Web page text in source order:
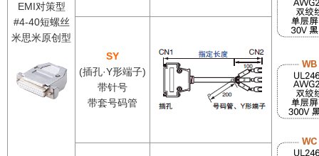
EMI对策型
#4-40短螺丝
米思米原创型
SY
(插孔·Y形端子)
带针号
带套号码管